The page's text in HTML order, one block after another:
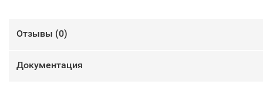
Отзывы (0)
Документация